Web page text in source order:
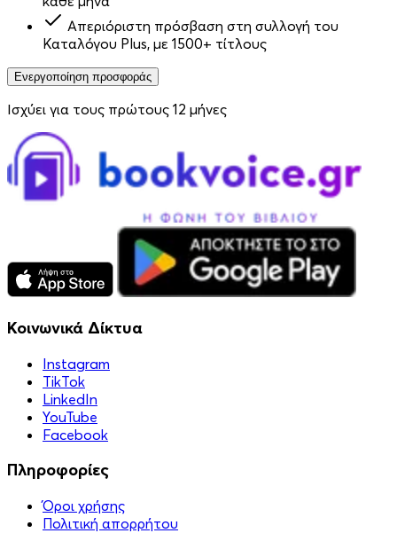
Απεριόριστη πρόσβαση στη συλλογή του
Καταλόγου Plus, με 1500+ τίτλους
Ενεργοποίηση προσφοράς
Ισχύει για τους πρώτους 12 μήνες
Κοινωνικά Δίκτυα
Instagram
TikTok
LinkedIn
YouTube
Facebook
Πληροφορίες
Όροι χρήσης
Πολιτική απορρήτου